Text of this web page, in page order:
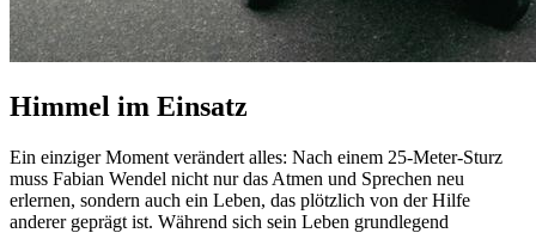
Himmel im Einsatz
Ein einziger Moment verändert alles: Nach einem 25-Meter-Sturz
muss Fabian Wendel nicht nur das Atmen und Sprechen neu
erlernen, sondern auch ein Leben, das plötzlich von der Hilfe
anderer geprägt ist. Während sich sein Leben grundlegend